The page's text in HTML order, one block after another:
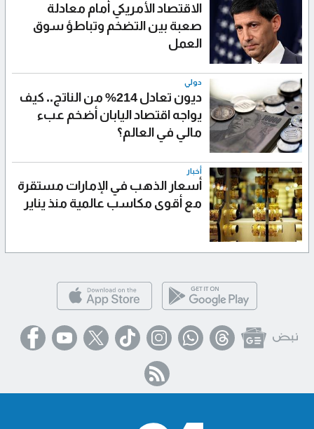
الاقتصاد الأمريكي أمام معادلة
صعبة بين التضخم وتباطؤ سوق
العمل
دولي
ديون تعادل 214% من الناتج.. كيف
يواجه اقتصاد اليابان أضخم عبء
مالي في العالم؟
أخبار
أسعار الذهب في الإمارات مستقرة
مع أقوى مكاسب عالمية منذ يناير